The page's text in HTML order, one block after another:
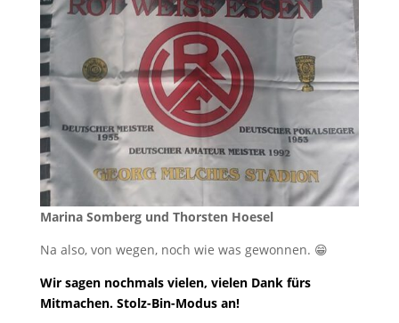
Marina Somberg und Thorsten Hoesel
Na also, von wegen, noch wie was gewonnen. 😁
Wir sagen nochmals vielen, vielen Dank fürs
Mitmachen. Stolz-Bin-Modus an!